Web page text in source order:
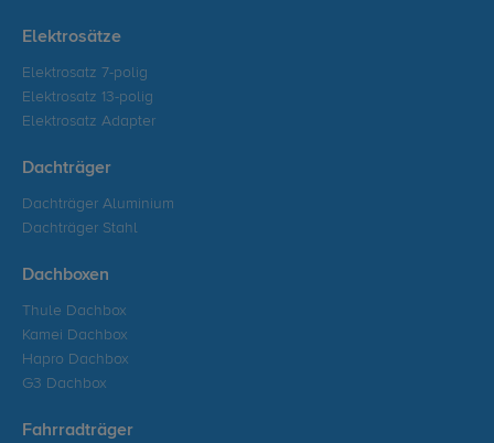
Elektrosätze
Elektrosatz 7-polig
Elektrosatz 13-polig
Elektrosatz Adapter
Dachträger
Dachträger Aluminium
Dachträger Stahl
Dachboxen
Thule Dachbox
Kamei Dachbox
Hapro Dachbox
G3 Dachbox
Fahrradträger